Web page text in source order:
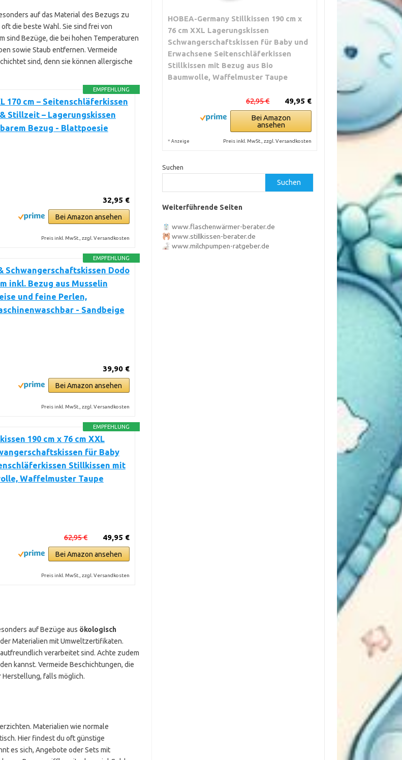
auf das Material des Bezugs zu
oft die beste Wahl. Sie sind frei von
sind Bezüge, die bei hohen Temperaturen
sowie Staub entfernen. Vermeide
sind, denn sie können allergische
EMPFEHLUNG
170 cm – Seitenschläferkissen
Stillzeit – Lagerungskissen
Bezug - Blattpoesie
32,95 €
Bei Amazon ansehen
Preis inkl. MwSt., zzgl. Versandkosten
EMPFEHLUNG
Schwangerschaftskissen Dodo
inkl. Bezug aus Musselin
und feine Perlen,
- Sandbeige
39,90 €
Bei Amazon ansehen
Preis inkl. MwSt., zzgl. Versandkosten
EMPFEHLUNG
190 cm x 76 cm XXL
für Baby
Stillkissen mit
Waffelmuster Taupe
49,95 €
62,95 €
Bei Amazon ansehen
Preis inkl. MwSt., zzgl. Versandkosten
auf Bezüge aus ökologisch
Materialien mit Umweltzertifikaten.
verarbeitet sind. Achte zudem
kannst. Vermeide Beschichtungen, die
Herstellung, falls möglich.
Materialien wie normale
Hier findest du oft günstige
es sich, Angebote oder Sets mit
HOBEA-Germany Stillkissen 190 cm x
76 cm XXL Lagerungskissen
Schwangerschaftskissen für Baby und
Erwachsene Seitenschläferkissen
Stillkissen mit Bezug aus Bio
Baumwolle, Waffelmuster Taupe
49,95 €
62,95 €
Bei Amazon
ansehen
* Anzeige Preis inkl. MwSt., zzgl. Versandkosten
Suchen
Suchen
Weiterführende Seiten
www.flaschenwärmer-berater.de
www.stillkissen-berater.de
www.milchpumpen-ratgeber.de